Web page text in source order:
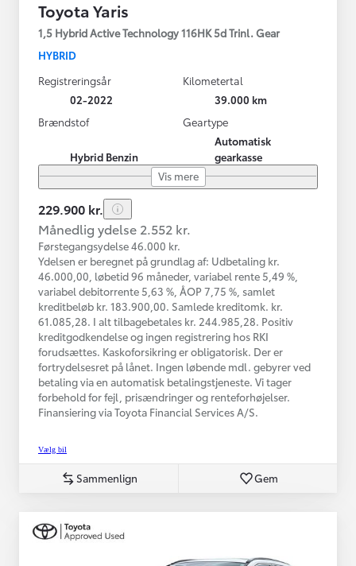
Toyota Yaris
1,5 Hybrid Active Technology 116HK 5d Trinl. Gear
HYBRID
Registreringsår
02-2022
Kilometertal
39.000 km
Brændstof
Hybrid Benzin
Geartype
Automatisk
gearkasse
Vis mere
229.900 kr.
Månedlig ydelse 2.552 kr.
Førstegangsydelse 46.000 kr.
Ydelsen er beregnet på grundlag af: Udbetaling kr.
46.000,00, løbetid 96 måneder, variabel rente 5,49 %,
variabel debitorrente 5,63 %, ÅOP 7,75 %, samlet
kreditbeløb kr. 183.900,00. Samlede kreditomk. kr.
61.085,28. I alt tilbagebetales kr. 244.985,28. Positiv
kreditgodkendelse og ingen registrering hos RKI
forudsættes. Kaskoforsikring er obligatorisk. Der er
fortrydelsesret på lånet. Ingen løbende mdl. gebyrer ved
betaling via en automatisk betalingstjeneste. Vi tager
forbehold for fejl, prisændringer og renteforhøjelser.
Finansiering via Toyota Financial Services A/S.
Vælg bil
Sammenlign Gem